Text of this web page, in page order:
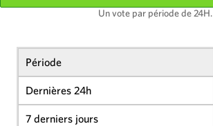
Un vote par période de 24H.
Période
Dernières 24h
7 derniers jours